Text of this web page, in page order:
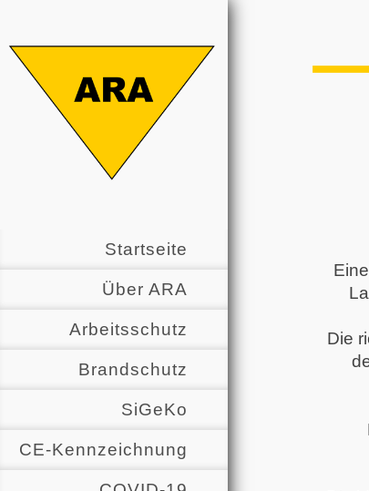
Startseite
Über ARA
Arbeitsschutz
Brandschutz
SiGeKo
CE-Kennzeichnung
Eine
Die